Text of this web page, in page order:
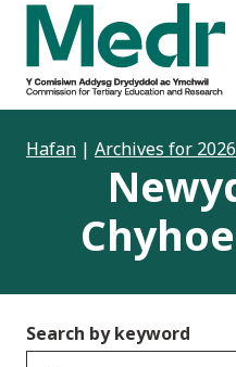
content
Hafan | Archives for 2026
Search by keyword